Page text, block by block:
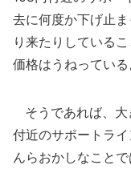
去に何度か下げ止
り来たりしている
価格はうねっている
そうであれば、大
付近のサポートラ
んらおかしなことで